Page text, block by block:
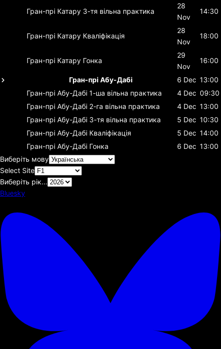
Гран-прі Катару 3-тя вільна практика
28
Nov
14:30
Гран-прі Катару Кваліфікація
28
Nov
18:00
Гран-прі Катару Гонка
29
Nov
16:00
Гран-прі Абу-Дабі 6 Dec 13:00
Гран-прі Абу-Дабі 1-ша вільна практика 4 Dec 09:30
Гран-прі Абу-Дабі 2-га вільна практика 4 Dec 13:00
Гран-прі Абу-Дабі 3-тя вільна практика 5 Dec 10:30
Гран-прі Абу-Дабі Кваліфікація 5 Dec 14:00
Гран-прі Абу-Дабі Гонка 6 Dec 13:00
Виберіть мову
Select Site
Виберіть рік...
Bluesky